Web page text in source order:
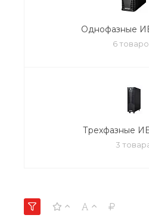
Однофазные
6
Трехфазные
3